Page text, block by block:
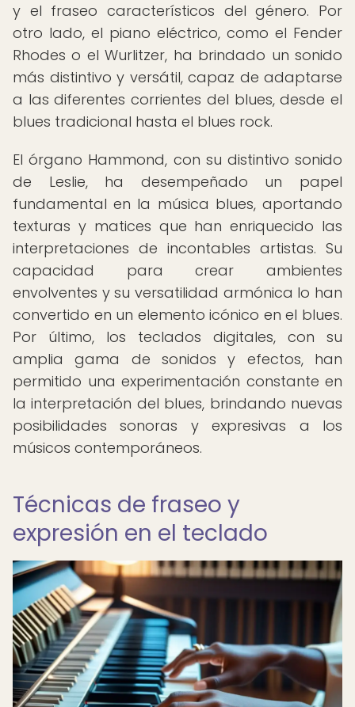
y el fraseo característicos del género. Por
otro lado, el piano eléctrico, como el Fender
Rhodes o el Wurlitzer, ha brindado un sonido
más distintivo y versátil, capaz de adaptarse
a las diferentes corrientes del blues, desde el
blues tradicional hasta el blues rock.
El órgano Hammond, con su distintivo sonido
de Leslie, ha desempeñado un papel
fundamental en la música blues, aportando
texturas y matices que han enriquecido las
interpretaciones de incontables artistas. Su
capacidad para crear ambientes
envolventes y su versatilidad armónica lo han
convertido en un elemento icónico en el blues.
Por último, los teclados digitales, con su
amplia gama de sonidos y efectos, han
permitido una experimentación constante en
la interpretación del blues, brindando nuevas
posibilidades sonoras y expresivas a los
músicos contemporáneos.
Técnicas de fraseo y
expresión en el teclado